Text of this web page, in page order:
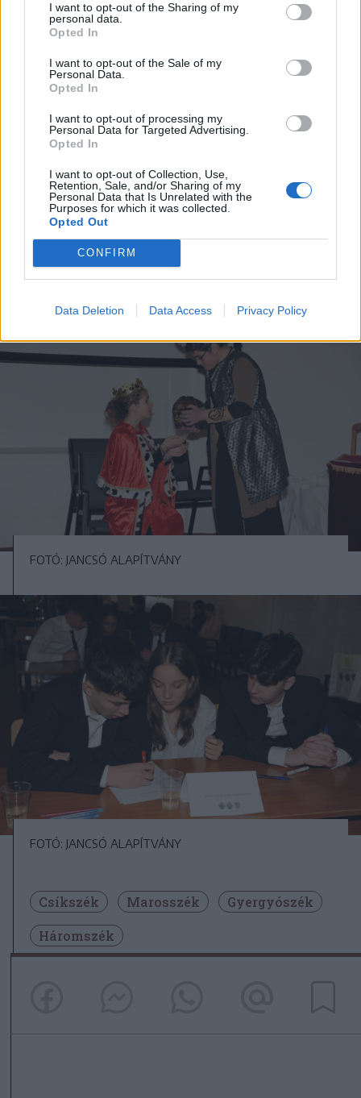
I want to opt-out of the Sharing of my
personal data.
Opted In
I want to opt-out of the Sale of my
Personal Data.
Opted In
I want to opt-out of processing my
Personal Data for Targeted Advertising.
Opted In
I want to opt-out of Collection, Use,
Retention, Sale, and/or Sharing of my
Personal Data that Is Unrelated with the
Purposes for which it was collected.
Opted Out
CONFIRM
Data Deletion Data Access Privacy Policy
FOTÓ: JANCSÓ ALAPÍTVÁNY
FOTÓ: JANCSÓ ALAPÍTVÁNY
FOTÓ: JANCSÓ ALAPÍTVÁNY
Csíkszék Marosszék
Gyergyószék
Háromszék